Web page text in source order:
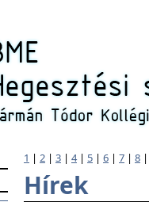
1 | 2 | 3 | 4| 5 | 6 | 7 | 8
Hírek